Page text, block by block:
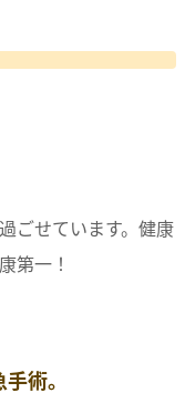
ごせています。健康
第一！
術。